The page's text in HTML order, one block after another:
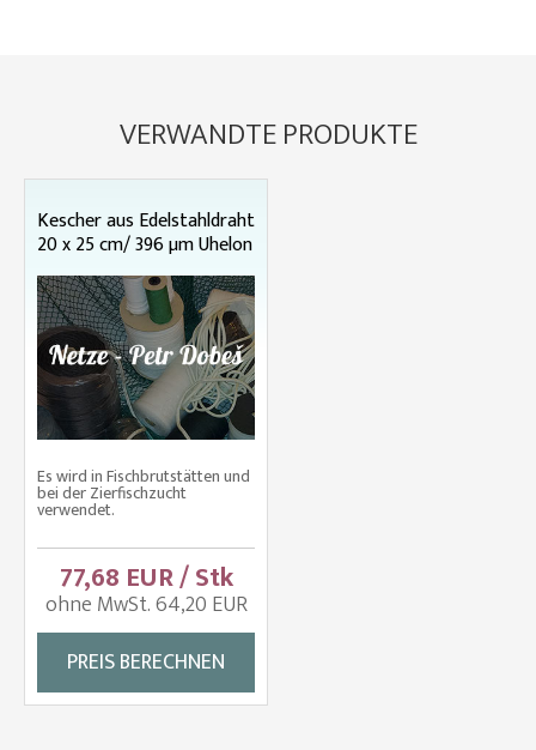
VERWANDTE PRODUKTE
Kescher aus Edelstahldraht
20 x 25 cm/ 396 µm Uhelon
Es wird in Fischbrutstätten und
bei der Zierfischzucht
verwendet.
77,68 EUR / Stk
ohne MwSt. 64,20 EUR
PREIS BERECHNEN